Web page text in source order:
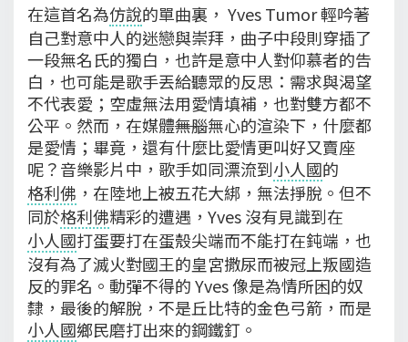
在這首名為仿說的單曲裏， Yves Tumor 輕吟著
自己對意中人的迷戀與崇拜，曲子中段則穿插了
一段無名氏的獨白，也許是意中人對仰慕者的告
白，也可能是歌手丟給聽眾的反思：需求與渴望
不代表愛；空虛無法用愛情填補，也對雙方都不
公平。然而，在媒體無腦無心的渲染下，什麼都
是愛情；畢竟，還有什麼比愛情更叫好又賣座
呢？音樂影片中，歌手如同漂流到小人國的
格利佛 ，在陸地上被五花大綁，無法掙脫。但不
同於格利佛精彩的遭遇，Yves 沒有見識到在
小人國打蛋要打在蛋殼尖端而不能打在鈍端，也
沒有為了滅火對國王的皇宮撒尿而被冠上叛國造
反的罪名。動彈不得的 Yves 像是為情所困的奴
隸，最後的解脫，不是丘比特的金色弓箭，而是
小人國鄉民磨打出來的鋼鐵釘。